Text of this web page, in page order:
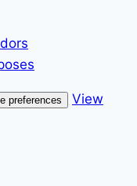
preferences
View